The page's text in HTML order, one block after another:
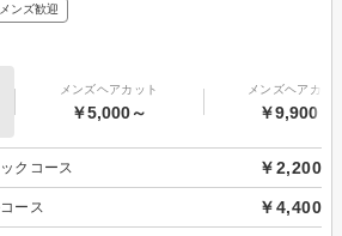
メンズ歓迎
メンズヘアカット
￥5,000～
メンズヘアカラ
￥9,900～
クコース ￥2,200
ース ￥4,400